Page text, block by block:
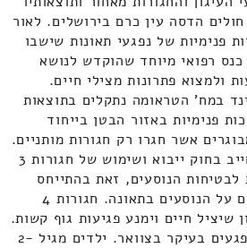
הדסה עין כרם בירושלים. לאור
פנימיות של נפגעי תאונות שישבו
רפואי מיוחד שהוקדש לנושא
ולמצוא פתרונות מצילי חיים.
במח' הטראומה נתקלים בתוצאות
פנימיות באזור הבטן בייחוד
אשר חגרו רק חגורות מותניים.
אנו קוראים לרשויות לחייב בחוק ייבוא ושימוש של חגורות 3
לבטיחות הנוסעים, זאת בהתייחס
לעוצמת הכוחות הפועלים על הנוסעים בתאונה. חגורות 4
שיציל חיים וימנע פגיעות גוף קשות.
ילדים עד גיל שנתיים נפגעים בעיקר בצוואר. ילדים מגיל 2-